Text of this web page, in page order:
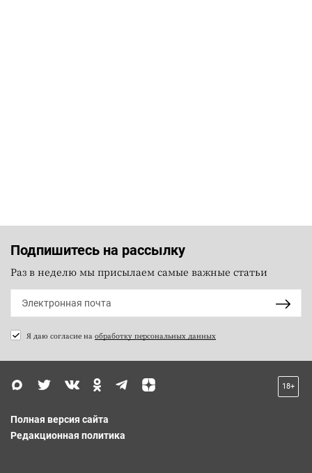
Подпишитесь на рассылку
Раз в неделю мы присылаем самые важные статьи
Я даю согласие на обработку персональных данных
18+
Полная версия сайта
Редакционная политика